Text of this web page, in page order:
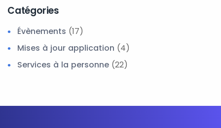
Catégories
Évènements (17)
Mises à jour application (4)
Services à la personne (22)